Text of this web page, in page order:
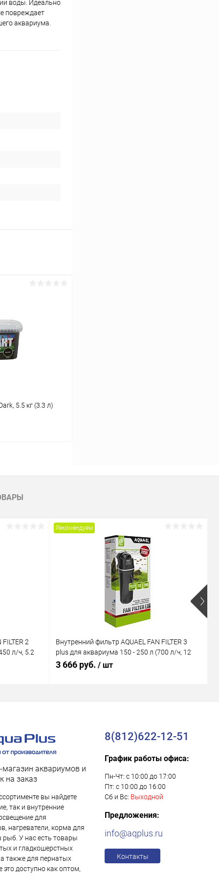
воды. Идеально
повреждает
аквариума.
5.5 кг (3.3 л)
2
л/ч, 5.2
Рекомендуем
Внутренний фильтр AQUAEL FAN FILTER 3
plus для аквариума 150 - 250 л (700 л/ч, 12
Вт)
3 666 руб. / шт
магазин аквариумов и
на заказ
вы найдете
так и внутренние
для
нагреватели, корма для
рыб. У нас есть товары
и гладкошерстных
также для пернатых
это доступно как оптом,
8(812)622-12-51
График работы офиса:
Пн-Чт: с 10:00 до 17:00
Пт: с 10:00 до 16:00
Сб и Вс: Выходной
Предложения:
info@aqplus.ru
Контакты